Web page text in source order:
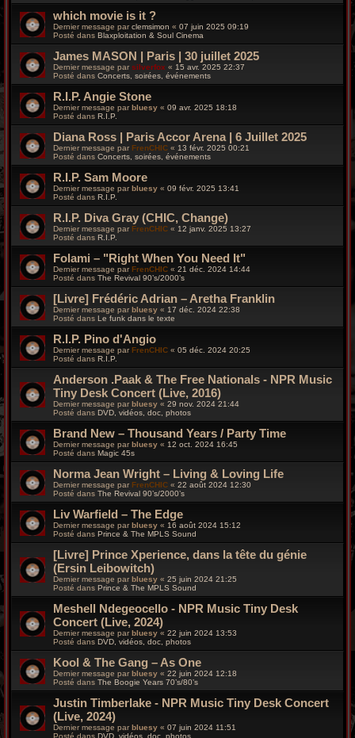
which movie is it ?
Dernier message parclemsimon « 07 juin 2025 09:19
Posté dans Blaxploitation & Soul Cinema
James MASON | Paris | 30 juillet 2025
Dernier message par silverfox « 15 avr. 2025 22:37
Posté dans Concerts, soirées, événements
R.I.P. Angie Stone
Dernier message parbluesy « 09 avr. 2025 18:18
Posté dans R.I.P.
Diana Ross | Paris Accor Arena | 6 Juillet 2025
Dernier message par FrenCHIC « 13 févr. 2025 00:21
Posté dans Concerts, soirées, événements
R.I.P. Sam Moore
Dernier message parbluesy « 09 févr. 2025 13:41
Posté dans R.I.P.
R.I.P. Diva Gray (CHIC, Change)
Dernier message par FrenCHIC « 12 janv. 2025 13:27
Posté dans R.I.P.
Folami – "Right When You Need It"
Dernier message parFrenCHIC « 21 déc. 2024 14:44
Posté dans The Revival 90’s/2000’s
[Livre] Frédéric Adrian – Aretha Franklin
Dernier message par bluesy « 17 déc. 2024 22:38
Posté dans Le funk dans le texte
R.I.P. Pino d'Angio
Dernier message parFrenCHIC « 05 déc. 2024 20:25
Posté dans R.I.P.
Anderson .Paak & The Free Nationals - NPR Music
Tiny Desk Concert (Live, 2016)
Dernier message par bluesy « 29 nov. 2024 21:44
Posté dans DVD, vidéos, doc, photos
Brand New – Thousand Years / Party Time
Dernier message parbluesy « 12 oct. 2024 16:45
Posté dans Magic 45s
Norma Jean Wright – Living & Loving Life
Dernier message par FrenCHIC « 22 août 2024 12:30
Posté dans The Revival 90’s/2000’s
Liv Warfield – The Edge
Dernier message parbluesy « 16 août 2024 15:12
Posté dans Prince & The MPLS Sound
[Livre] Prince Xperience, dans la tête du génie
(Ersin Leibowitch)
Dernier message par bluesy « 25 juin 2024 21:25
Posté dans Prince & The MPLS Sound
Meshell Ndegeocello - NPR Music Tiny Desk
Concert (Live, 2024)
Dernier message par bluesy « 22 juin 2024 13:53
Posté dans DVD, vidéos, doc, photos
Kool & The Gang – As One
Dernier message par bluesy « 22 juin 2024 12:18
Posté dans The Boogie Years 70’s/80’s
Justin Timberlake - NPR Music Tiny Desk Concert
(Live, 2024)
Dernier message par bluesy « 07 juin 2024 11:51
Posté dans DVD, vidéos, doc, photos